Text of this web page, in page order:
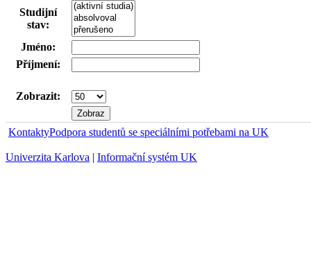
Studijní
stav:
Jméno:
Příjmení:
Zobrazit:
KontaktyPodpora studentů se speciálními potřebami na UK
Univerzita Karlova | Informační systém UK